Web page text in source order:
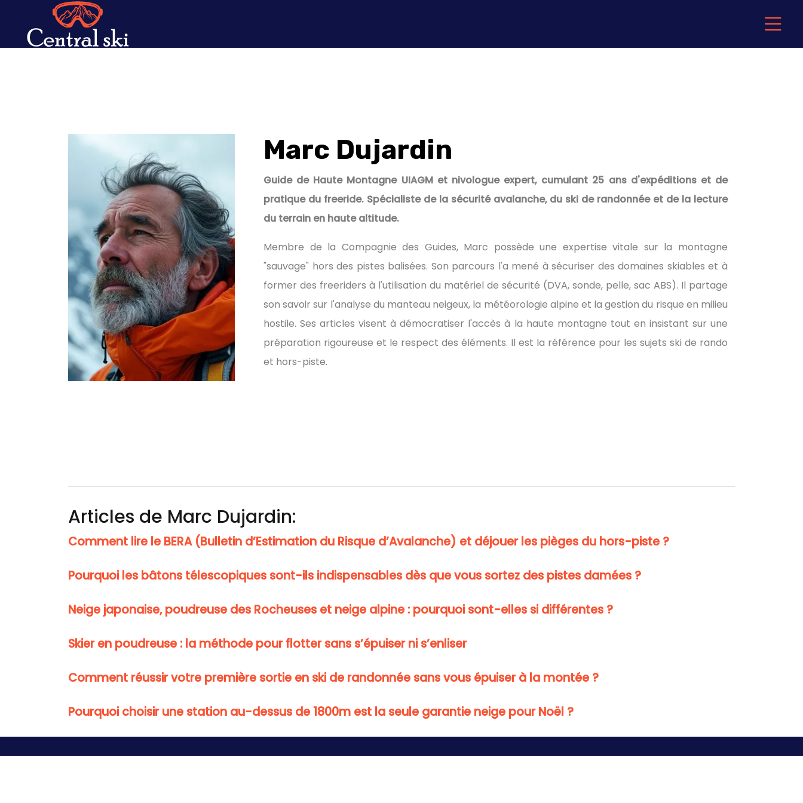
Marc Dujardin
Guide de Haute Montagne UIAGM et nivologue expert, cumulant 25 ans d'expéditions et de
pratique du freeride. Spécialiste de la sécurité avalanche, du ski de randonnée et de la lecture
du terrain en haute altitude.
Membre de la Compagnie des Guides, Marc possède une expertise vitale sur la montagne
"sauvage" hors des pistes balisées. Son parcours l'a mené à sécuriser des domaines skiables et à
former des freeriders à l'utilisation du matériel de sécurité (DVA, sonde, pelle, sac ABS). Il partage
son savoir sur l'analyse du manteau neigeux, la météorologie alpine et la gestion du risque en milieu
hostile. Ses articles visent à démocratiser l'accès à la haute montagne tout en insistant sur une
préparation rigoureuse et le respect des éléments. Il est la référence pour les sujets ski de rando
et hors-piste.
Articles de Marc Dujardin:
Comment lire le BERA (Bulletin d’Estimation du Risque d’Avalanche) et déjouer les pièges du hors-piste ?
Pourquoi les bâtons télescopiques sont-ils indispensables dès que vous sortez des pistes damées ?
Neige japonaise, poudreuse des Rocheuses et neige alpine : pourquoi sont-elles si différentes ?
Skier en poudreuse : la méthode pour flotter sans s’épuiser ni s’enliser
Comment réussir votre première sortie en ski de randonnée sans vous épuiser à la montée ?
Pourquoi choisir une station au-dessus de 1800m est la seule garantie neige pour Noël ?